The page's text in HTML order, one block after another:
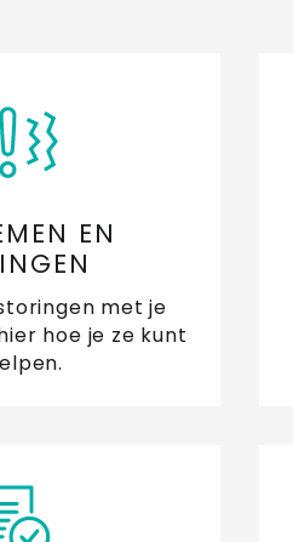
EN
met je
hoe je ze kunt